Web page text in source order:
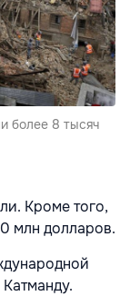
более 8 тысяч
Кроме того,
млн долларов.